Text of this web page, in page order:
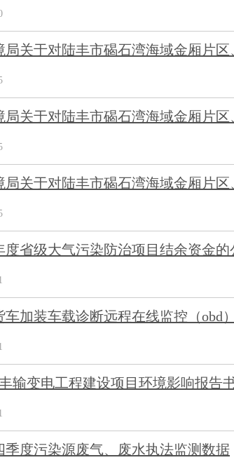
局关于对陆丰市碣石湾海域金厢片
局关于对陆丰市碣石湾海域金厢片
局关于对陆丰市碣石湾海域金厢片
度省级大气污染防治项目结余资金的
车加装车载诊断远程在线监控（obd
输变电工程建设项目环境影响报告
季度污染源废气、废水执法监测数据